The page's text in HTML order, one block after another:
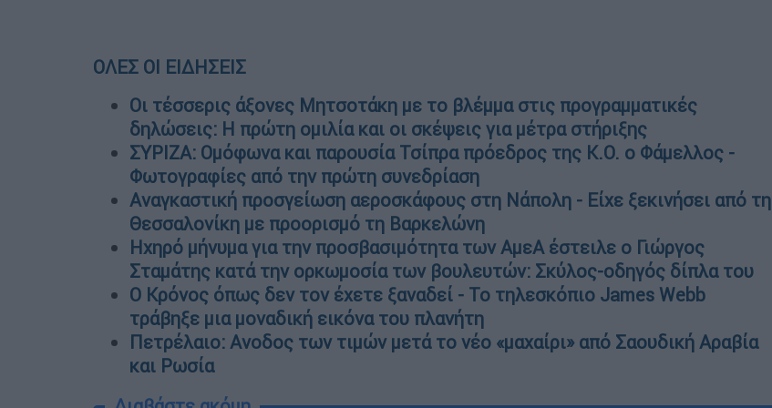
ΟΛΕΣ ΟΙ ΕΙΔΗΣΕΙΣ
Οι τέσσερις άξονες Μητσοτάκη με το βλέμμα στις προγραμματικές
δηλώσεις: Η πρώτη ομιλία και οι σκέψεις για μέτρα στήριξης
ΣΥΡΙΖΑ: Ομόφωνα και παρουσία Τσίπρα πρόεδρος της Κ.Ο. ο Φάμελλος -
Φωτογραφίες από την πρώτη συνεδρίαση
Αναγκαστική προσγείωση αεροσκάφους στη Νάπολη - Είχε ξεκινήσει από τη
Θεσσαλονίκη με προορισμό τη Βαρκελώνη
Ηχηρό μήνυμα για την προσβασιμότητα των ΑμεΑ έστειλε ο Γιώργος
Σταμάτης κατά την ορκωμοσία των βουλευτών: Σκύλος-οδηγός δίπλα του
Ο Κρόνος όπως δεν τον έχετε ξαναδεί - Το τηλεσκόπιο James Webb
τράβηξε μια μοναδική εικόνα του πλανήτη
Πετρέλαιο: Ανοδος των τιμών μετά το νέο «μαχαίρι» από Σαουδική Αραβία
και Ρωσία